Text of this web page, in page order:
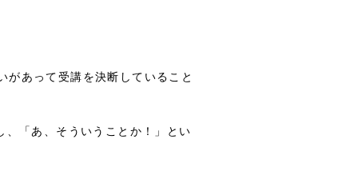
あって受講を決断していること
「あ、そういうことか！」とい